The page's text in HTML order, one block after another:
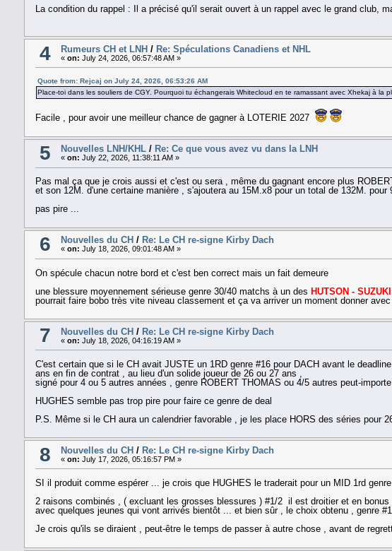
La condition du rappel : Il a précisé qu'il serait ouvert à un rappel avec le grand club,
4 Rumeurs CH et LNH / Re: Spéculations Canadiens et NHL
« on: July 24, 2026, 06:57:48 AM »
Quote from: Rejcaj on July 24, 2026, 06:53:26 AM
Place-toi dans les souliers de CGY. Pourquoi tu échangerais Whitecloud en te ramassant avec Xhekaj à la
Facile , pour avoir une meilleur chance de gagner à LOTERIE 2027
5 Nouvelles LNH/KHL/ Re: Ce que vous avez vu dans la LNH
« on: July 22, 2026, 11:38:11 AM »
Pas mal ça que je crois aussi et c'est ou sera , même du gagnant encore plus
et son 12M. d'une certaine manière , s'ajoutera au 15M.x8 pour un total de 132M.
pas pire ...
6 Nouvelles du CH / Re: Le CH re-signe Kirby Dach
« on: July 18, 2026, 09:01:48 AM »
On spécule chacun notre bord et c'est ben correct mais un fait demeure
une blessure moyennement sérieuse genre 30/40 matchs à un des HUTSON - SUZUKI
pourrait faire bobo très vite niveau classement et ça va arriver un moment donner
7 Nouvelles du CH/ Re: Le CH re-signe Kirby Dach
« on: July 18, 2026, 04:16:19 AM »
C'est certain que si le CH avait JUSTE un 1RD genre #16 pour DACH avant le
ans en fin de contrat , au lieu d'un solide joueur de 26 ou 27 ans ,
signé pour 4 ou 5 autres années , genre ROBERT THOMAS ou 4/5 autres peut-
HUGHES semble pas trop pire pour faire ce genre de deal
P.S. Même si le CH aura un calendrier favorable , je les place HORS des séries pour
8 Nouvelles du CH / Re: Le CH re-signe Kirby Dach
« on: July 17, 2026, 05:16:57 PM »
SI il produit comme espérer ... je crois que HUGHES le traderait pour un MID 1rd
2 raisons combinés , ( excluant les grosses blessures ) #1/2 il est droitier et en
avec quelques jeunes qui vont arrivés bientôt ... et bien sûr , le choix obtenu , genre
Je crois qu'ils se diraient , peut-être le temps de passer à autre chose , avant de